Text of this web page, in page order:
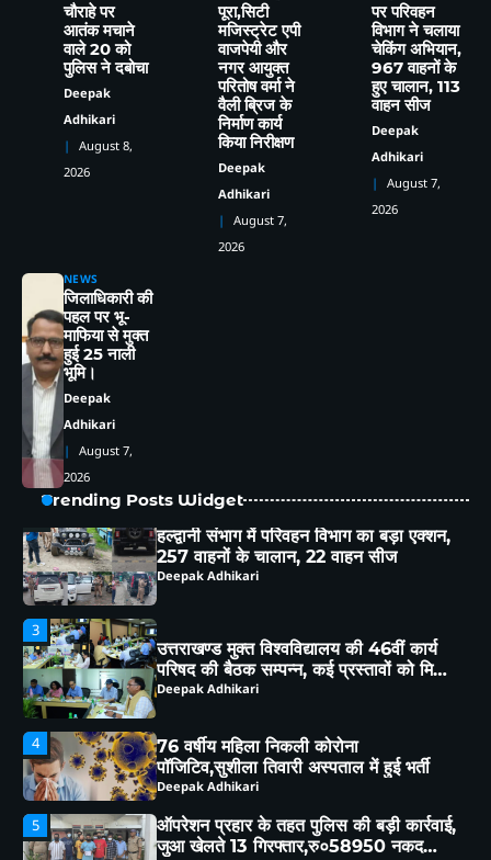
चौराहे पर
आतंक मचाने
वाले 20 को
पुलिस ने दबोचा
Deepak
Adhikari
August 8,
2026
पूरा,सिटी
मजिस्ट्रेट एपी
वाजपेयी और
नगर आयुक्त
परितोष वर्मा ने
वैली ब्रिज के
निर्माण कार्य
किया निरीक्षण
Deepak
Adhikari
August 7,
2026
पर परिवहन
विभाग ने चलाया
चेकिंग अभियान,
967 वाहनों के
हुए चालान, 113
वाहन सीज
Deepak
Adhikari
August 7,
2026
NEWS
जिलाधिकारी की
पहल पर भू-
माफिया से मुक्त
हुई 25 नाली
भूमि।
Deepak
Adhikari
August 7,
2026
Trending Posts Widget
Deepak Adhikari
उत्तराखण्ड मुक्त विश्वविद्यालय की 46वीं कार्य
परिषद की बैठक सम्पन्न, कई प्रस्तावों को मिली
कार्य परिषद की संस्तुति
Deepak Adhikari
76 वर्षीय महिला निकली कोरोना
पॉजिटिव,सुशीला तिवारी अस्पताल में हुई भर्ती
Deepak Adhikari
1
2
Deepak Adhikari
3
उत्तराखण्ड मुक्त विश्वविद्यालय की 46वीं कार्य
परिषद की बैठक सम्पन्न, कई प्रस्तावों को मिली
4
76 वर्षीय महिला निकली कोरोना
पॉजिटिव,सुशीला तिवारी अस्पताल में हुई भर्ती
5
ऑपरेशन प्रहार के तहत पुलिस की बड़ी कार्रवाई,
जुआ खेलते 13 गिरफ्तार,रु०58950 नकद
बरामद
Deepak Adhikari
1
हल्द्वानी:(बड़ी खबर)-भू-कानून उल्लंघन पर डीएम
का बड़ा फैसला, 250 वर्ग मीटर भूमि राज्य